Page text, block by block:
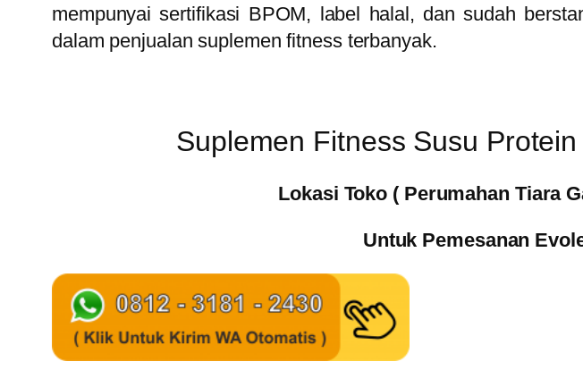
mempunyai sertifikasi BPOM, label halal, dan sudah
dalam penjualan suplemen fitness terbanyak.
Suplemen Fitness Susu
Lokasi Toko ( Perumahan Tiara
Untuk Pemesanan